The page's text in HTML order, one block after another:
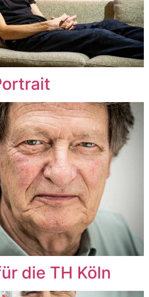
die TH Köln